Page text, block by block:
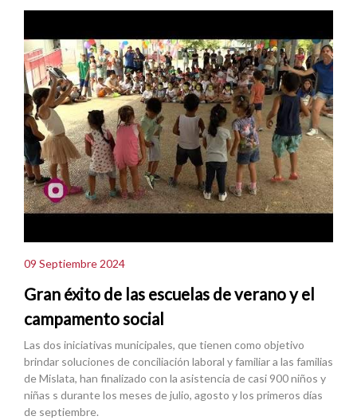
09 Septiembre 2024
Gran éxito de las escuelas de verano y el
campamento social
Las dos iniciativas municipales, que tienen como objetivo
brindar soluciones de conciliación laboral y familiar a las familias
de Mislata, han finalizado con la asistencia de casi 900 niños y
niñas s durante los meses de julio, agosto y los primeros días
de septiembre.